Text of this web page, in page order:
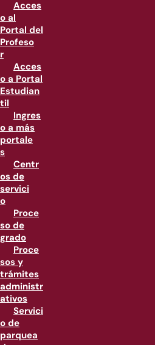
Acces
o al
Portal del
Profeso
r
Acces
o a Portal
Estudian
til
Ingres
o a más
portale
s
Centr
os de
servici
o
Proce
so de
grado
Proce
sos y
trámites
administr
ativos
Servici
o de
parquea